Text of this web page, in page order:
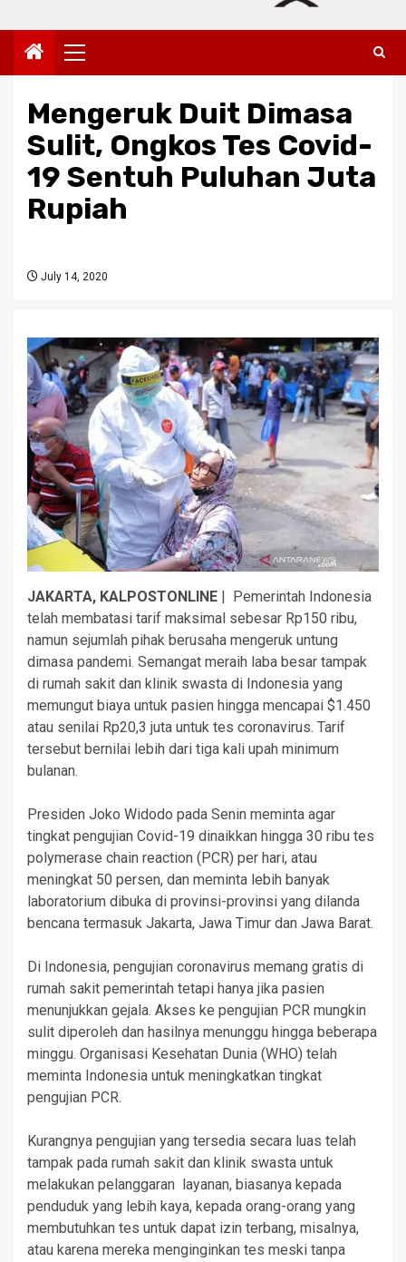
Primary
Menu
Mengeruk Duit Dimasa
Sulit, Ongkos Tes Covid-
19 Sentuh Puluhan Juta
Rupiah
July 14, 2020
JAKARTA, KALPOSTONLINE | Pemerintah Indonesia
telah membatasi tarif maksimal sebesar Rp150 ribu,
namun sejumlah pihak berusaha mengeruk untung
dimasa pandemi. Semangat meraih laba besar tampak
di rumah sakit dan klinik swasta di Indonesia yang
memungut biaya untuk pasien hingga mencapai $1.450
atau senilai Rp20,3 juta untuk tes coronavirus. Tarif
tersebut bernilai lebih dari tiga kali upah minimum
bulanan.
Presiden Joko Widodo pada Senin meminta agar
tingkat pengujian Covid-19 dinaikkan hingga 30 ribu tes
polymerase chain reaction (PCR) per hari, atau
meningkat 50 persen, dan meminta lebih banyak
laboratorium dibuka di provinsi-provinsi yang dilanda
bencana termasuk Jakarta, Jawa Timur dan Jawa Barat.
Di Indonesia, pengujian coronavirus memang gratis di
rumah sakit pemerintah tetapi hanya jika pasien
menunjukkan gejala. Akses ke pengujian PCR mungkin
sulit diperoleh dan hasilnya menunggu hingga beberapa
minggu. Organisasi Kesehatan Dunia (WHO) telah
meminta Indonesia untuk meningkatkan tingkat
pengujian PCR.
Kurangnya pengujian yang tersedia secara luas telah
tampak pada rumah sakit dan klinik swasta untuk
melakukan pelanggaran layanan, biasanya kepada
penduduk yang lebih kaya, kepada orang-orang yang
membutuhkan tes untuk dapat izin terbang, misalnya,
atau karena mereka menginginkan tes meski tanpa